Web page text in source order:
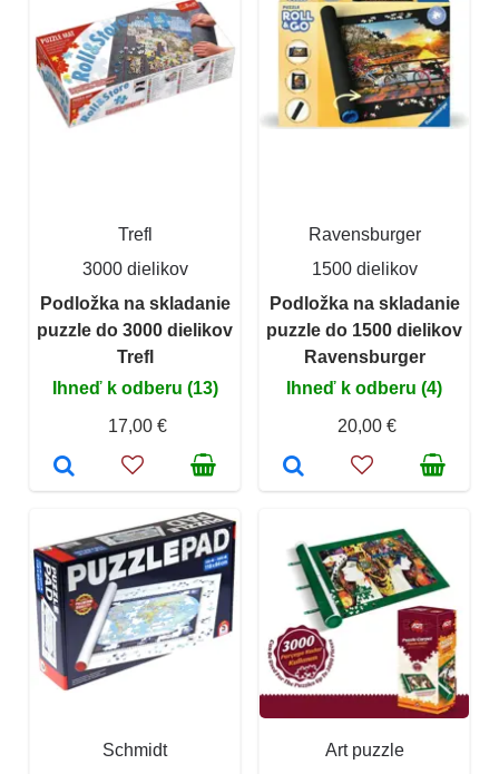
Trefl
3000 dielikov
Podložka na skladanie
puzzle do 3000 dielikov
Trefl
Ihneď k odberu (13)
17,00 €
Ravensburger
1500 dielikov
Podložka na skladanie
puzzle do 1500 dielikov
Ravensburger
Ihneď k odberu (4)
20,00 €
Schmidt Art puzzle